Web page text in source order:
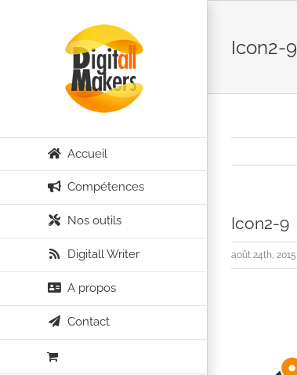
Accueil
Compétences
Nos outils
Digitall Writer
A propos
Contact
Icon2-9
Icon2-9
août 24th, 2015